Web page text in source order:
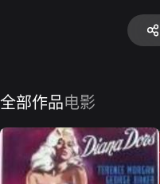
全部作品电影